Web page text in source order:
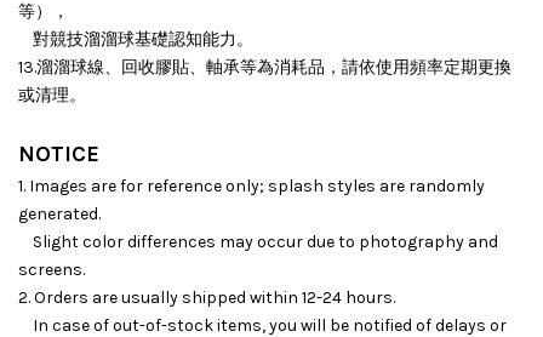
等），
對競技溜溜球基礎認知能力。
13.溜溜球線、回收膠貼、軸承等為消耗品，請依使用頻率定期更換
或清理。
NOTICE
1. Images are for reference only; splash styles are randomly
generated.
Slight color differences may occur due to photography and
screens.
2. Orders are usually shipped within 12-24 hours.
In case of out-of-stock items, you will be notified of delays or